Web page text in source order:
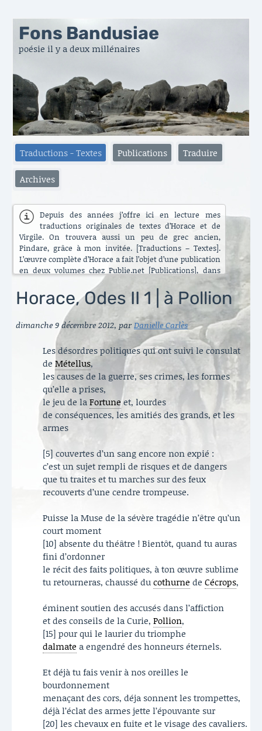
Fons Bandusiae
poésie il y a deux millénaires
Traductions - Textes Publications Traduire
Archives
Depuis des années j’offre ici en lecture mes
traductions originales de textes d’Horace et de
Virgile. On trouvera aussi un peu de grec ancien,
Pindare, grâce à mon invitée. [Traductions – Textes].
L’œuvre complète d’Horace a fait l’objet d’une publication
en deux volumes chez Publie.net [Publications], dans
encore d’autres traductions que celles que vous pouvez
lire ici. C’est maintenant l’Énéide qui est chantier. Le
besoin de mettre ma longue pratique en perspective
s’est accru ces dernières années [Traduire]. La rubrique
est nouvelle. Elle va s’enrichir peu à peu. Il y a aussi de
belles surprises, des échanges contemporains et des
haïku en latin sous le titre austère des [Archives].
Danielle Carlès
Horace, Odes II 1 | à Pollion
dimanche 9 décembre 2012, parDanielle Carlès
Les désordres politiques qui ont suivi le consulat
de Métellus,
les causes de la guerre, ses crimes, les formes
qu’elle a prises,
le jeu de laFortuneet, lourdes
de conséquences, les amitiés des grands, et les
armes
[5] couvertes d’un sang encore non expié :
c’est un sujet rempli de risques et de dangers
que tu traites et tu marches sur des feux
recouverts d’une cendre trompeuse.
Puisse la Muse de la sévère tragédie n’être qu’un
court moment
[10] absente du théâtre ! Bientôt, quand tu auras
fini d’ordonner
le récit des faits politiques, à ton œuvre sublime
tu retourneras, chaussé ducothurne de Cécrops,
éminent soutien des accusés dans l’affiction
et des conseils de la Curie, Pollion,
[15] pour qui le laurier du triomphe
dalmate a engendré des honneurs éternels.
Et déjà tu fais venir à nos oreilles le
bourdonnement
menaçant des cors, déja sonnent les trompettes,
déjà l’éclat des armes jette l’épouvante sur
[20] les chevaux en fuite et le visage des cavaliers.